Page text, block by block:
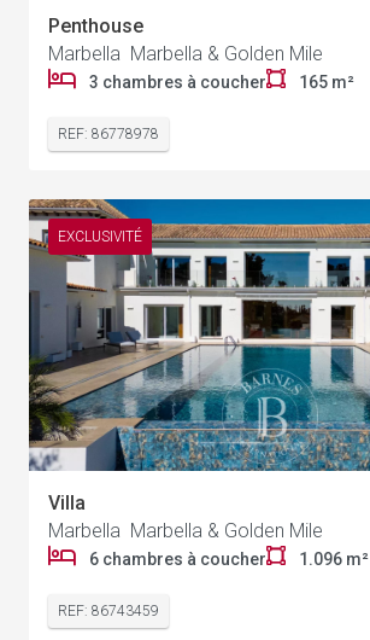
Penthouse
Marbella Marbella & Golden Mile
3 chambres à coucher 165 m²
REF: 86778978
EXCLUSIVITÉ
Villa
Marbella Marbella & Golden Mile
6 chambres à coucher 1.096 m²
REF: 86743459